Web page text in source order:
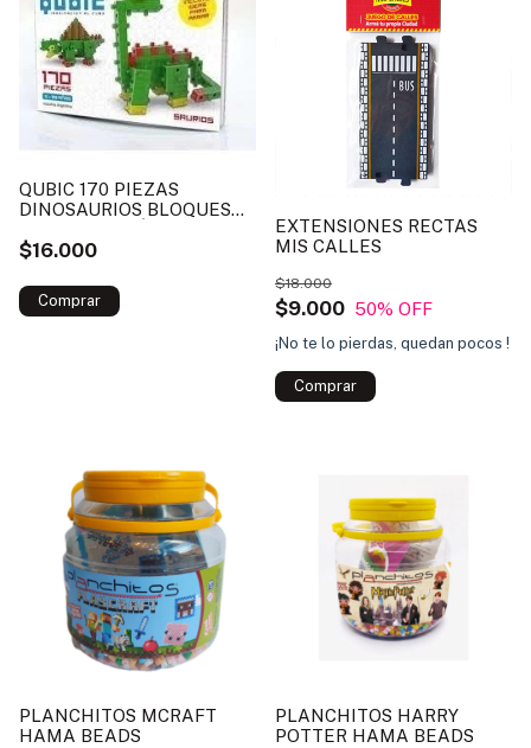
QUBIC 170 PIEZAS
DINOSAURIOS BLOQUES
$16.000
EXTENSIONES RECTAS
MIS CALLES
$9.000
$18.000
50% OFF
¡No te lo pierdas, quedan pocos !
PLANCHITOS MCRAFT
HAMA BEADS
PLANCHITOS HARRY
POTTER HAMA BEADS